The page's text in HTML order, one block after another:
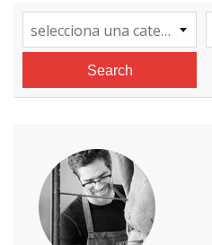
selecciona una categoría
Search